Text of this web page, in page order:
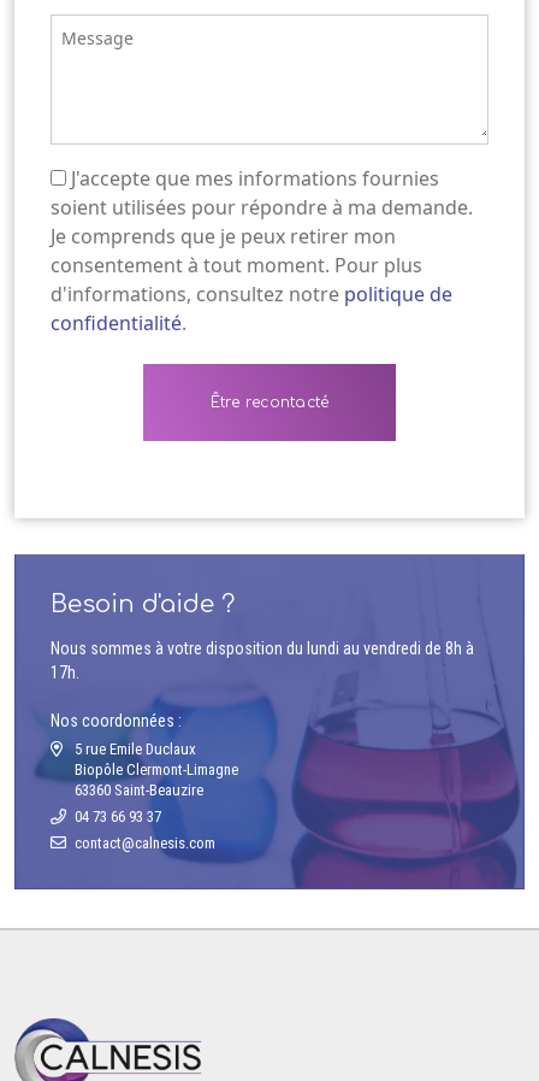
Message
(Nécessaire)
J'accepte que mes informations fournies
soient utilisées pour répondre à ma demande.
Je comprends que je peux retirer mon
consentement à tout moment. Pour plus
d'informations, consultez notre politique de
confidentialité.
Besoin d'aide ?
Nous sommes à votre disposition du lundi au vendredi de 8h à
17h.
Nos coordonnées :
5 rue Emile Duclaux
Biopôle Clermont-Limagne
63360 Saint-Beauzire
04 73 66 93 37